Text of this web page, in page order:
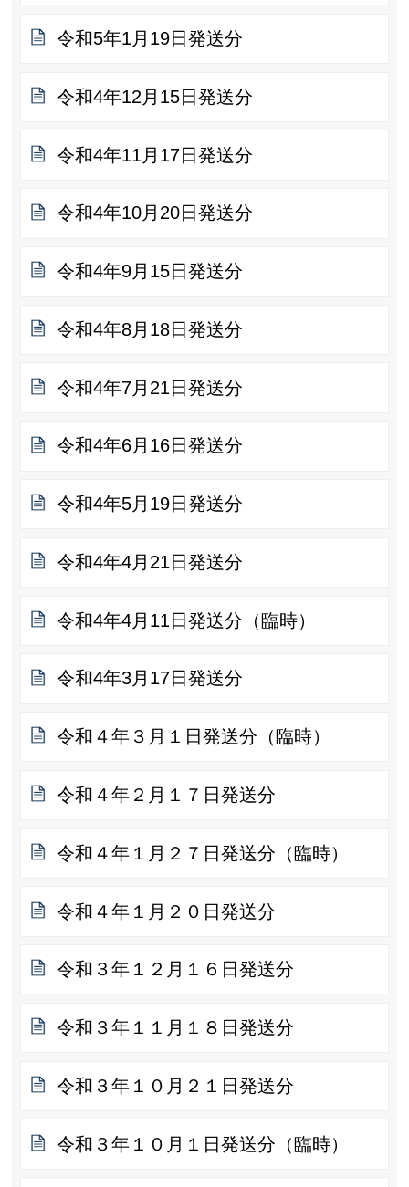
令和5年1月19日発送分
令和4年12月15日発送分
令和4年11月17日発送分
令和4年10月20日発送分
令和4年9月15日発送分
令和4年8月18日発送分
令和4年7月21日発送分
令和4年6月16日発送分
令和4年5月19日発送分
令和4年4月21日発送分
令和4年4月11日発送分（臨時）
令和4年3月17日発送分
令和４年３月１日発送分（臨時）
令和４年２月１７日発送分
令和４年１月２７日発送分（臨時）
令和４年１月２０日発送分
令和３年１２月１６日発送分
令和３年１１月１８日発送分
令和３年１０月２１日発送分
令和３年１０月１日発送分（臨時）